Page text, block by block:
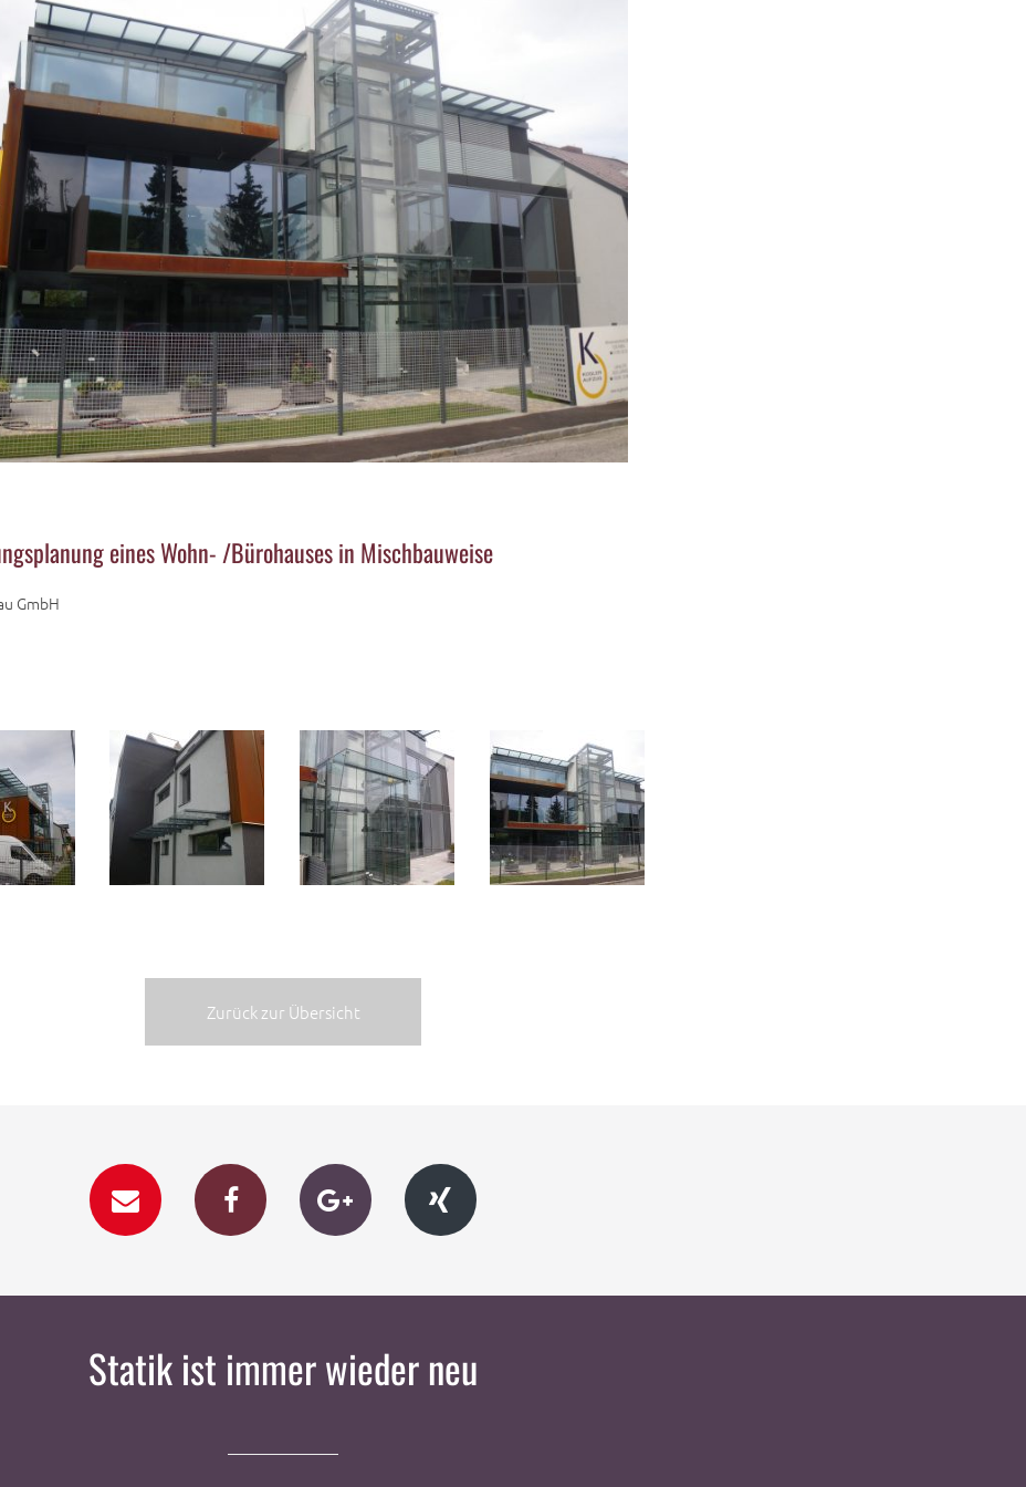
eines Wohn- /Bürohauses in Mischbauweise
GmbH
Zurück zur Übersicht
Statik ist immer wieder neu